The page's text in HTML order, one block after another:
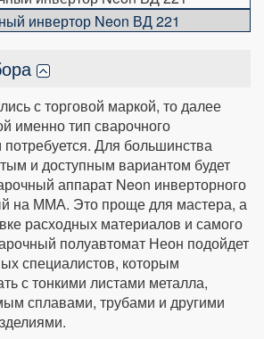
инвертор Neon ВД 221
с торговой маркой, то далее
именно тип сварочного
Для большинства
и доступным вариантом будет
аппарат Neon инверторного
на ММА. Это проще для мастера, а
расходных материалов и самого
полуавтомат Неон подойдет
специалистов, которым
с тонкими листами металла,
сплавами, трубами и другими